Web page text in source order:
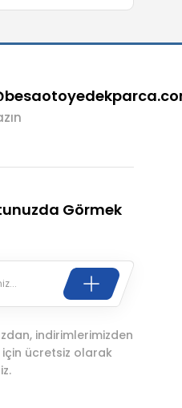
Görmek
indirimlerimizden
ücretsiz olarak